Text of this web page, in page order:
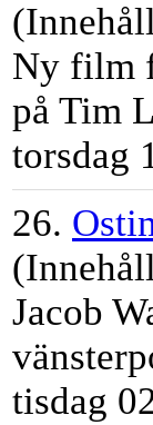
Ny film
på Tim
torsdag
26.
Jacob
tisdag